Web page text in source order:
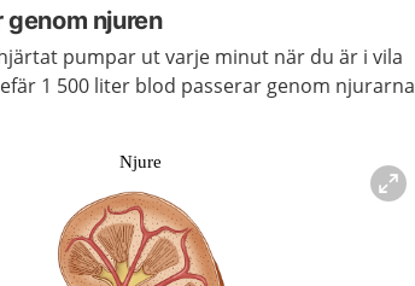
njuren
pumpar ut varje minut när du är i vila
1 500 liter blod passerar genom njurarna